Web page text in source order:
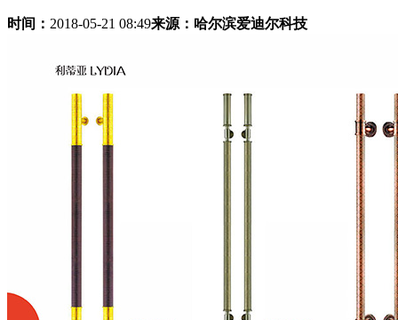
时间： 2018-05-21 08:49来源： 哈尔滨爱迪尔科技